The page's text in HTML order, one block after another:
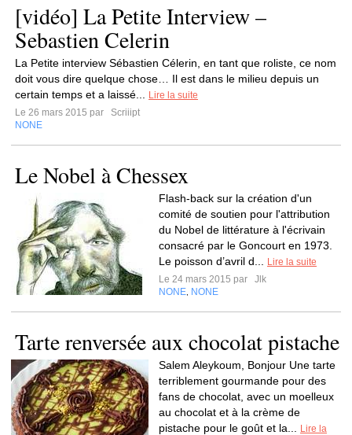
[vidéo] La Petite Interview –
Sebastien Celerin
La Petite interview Sébastien Célerin, en tant que roliste, ce nom
doit vous dire quelque chose… Il est dans le milieu depuis un
certain temps et a laissé...
Lire la suite
Le 26 mars 2015 par
Scriiipt
NONE
Le Nobel à Chessex
Flash-back sur la création d'un
comité de soutien pour l'attribution
du Nobel de littérature à l'écrivain
consacré par le Goncourt en 1973.
Le poisson d’avril d...
Lire la suite
Le 24 mars 2015 par
Jlk
NONE NONE
Tarte renversée aux chocolat pistache
Salem Aleykoum, Bonjour Une tarte
terriblement gourmande pour des
fans de chocolat, avec un moelleux
au chocolat et à la crème de
pistache pour le goût et la...
Lire la